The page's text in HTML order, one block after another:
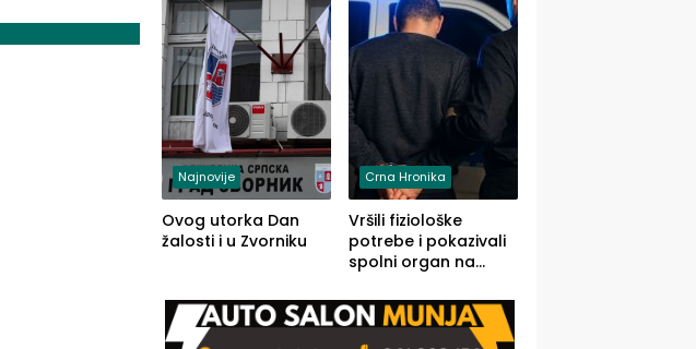
Najnovije
Ovog utorka Dan
žalosti i u Zvorniku
Crna Hronika
Vršili fiziološke
potrebe i pokazivali
spolni organ na
uslijedile kazne